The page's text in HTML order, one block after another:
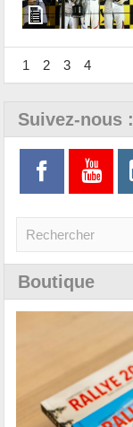
1 2 3 4
Suivez-nous :
Boutique